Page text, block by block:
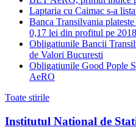
Laptaria cu Caimac s-a
Banca Transilvania
0,17 lei din profitul pe 2018
Obligatiunile Bancii
de Valori Bucuresti
Obligatiunile Good Pople
AeRO
Toate stirile
Institutul National de